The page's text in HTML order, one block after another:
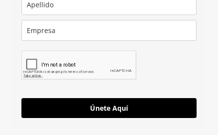
Únete Aquí